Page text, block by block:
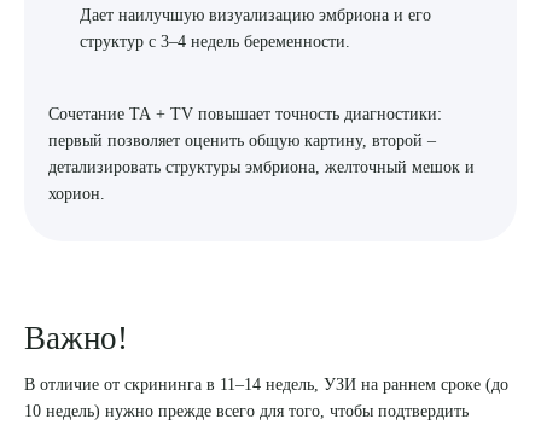
Дает наилучшую визуализацию эмбриона и его
структур с 3–4 недель беременности.
Сочетание ТА + ТV повышает точность диагностики:
первый позволяет оценить общую картину, второй –
детализировать структуры эмбриона, желточный мешок и
хорион.
Важно!
В отличие от скрининга в 11–14 недель, УЗИ на раннем сроке (до
10 недель) нужно прежде всего для того, чтобы подтвердить